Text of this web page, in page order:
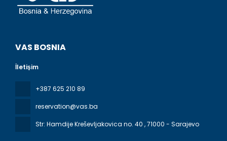
VAS BOSNIA
İletişim
+387 625 210 89
reservation@vas.ba
Str: Hamdije Kreševljakovica no. 40 , 71000 - Sarajevo